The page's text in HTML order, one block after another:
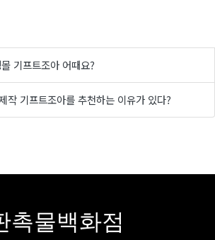
기프트조아 어때요?
작 기프트조아를 추천하는 이유가 있다?
촉물백화점